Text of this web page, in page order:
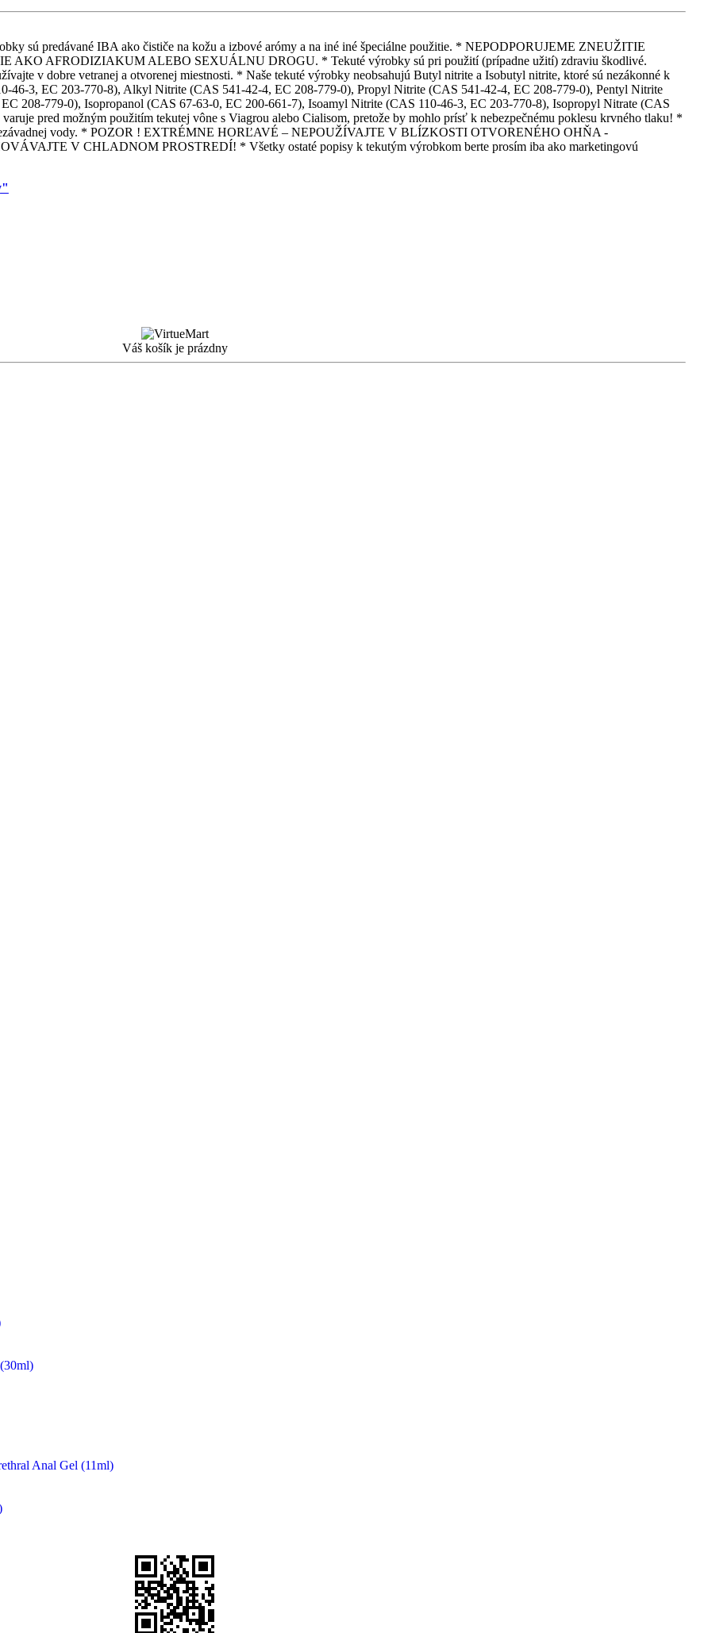
sú predávané IBA ako čističe na kožu a izbové arómy a na iné iné špeciálne použitie. * NEPODPORUJEME ZNEUŽITIE
AFRODIZIAKUM ALEBO SEXUÁLNU DROGU. * Tekuté výrobky sú pri použití (prípadne užití) zdraviu škodlivé.
v dobre vetranej a otvorenej miestnosti. * Naše tekuté výrobky neobsahujú Butyl nitrite a Isobutyl nitrite, ktoré sú nezákonné k
46-3, EC 203-770-8), Alkyl Nitrite (CAS 541-42-4, EC 208-779-0), Propyl Nitrite (CAS 541-42-4, EC 208-779-0), Pentyl Nitrite
208-779-0), Isopropanol (CAS 67-63-0, EC 200-661-7), Isoamyl Nitrite (CAS 110-46-3, EC 203-770-8), Isopropyl Nitrate (CAS
pred možným použitím tekutej vône s Viagrou alebo Cialisom, pretože by mohlo prísť k nebezpečnému poklesu krvného tlaku! *
vody. * POZOR ! EXTRÉMNE HORĽAVÉ – NEPOUŽÍVAJTE V BLÍZKOSTI OTVORENÉHO OHŇA -
V CHLADNOM PROSTREDÍ! * Všetky ostaté popisy k tekutým výrobkom berte prosím iba ako marketingovú
Váš košík je prázdny
Anal Gel (11ml)